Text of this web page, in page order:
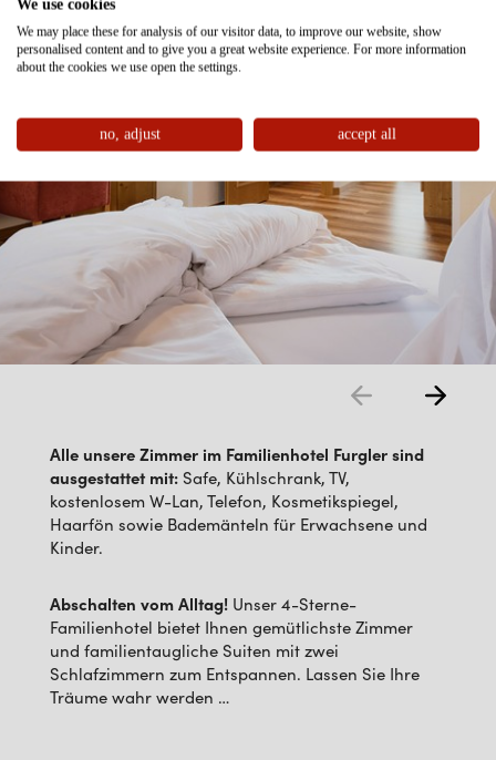
Alle unsere Zimmer im Familienhotel Furgler sind
ausgestattet mit:Safe, Kühlschrank, TV,
kostenlosem W-Lan, Telefon, Kosmetikspiegel,
Haarfön sowie Bademänteln für Erwachsene und
Kinder.
Abschalten vom Alltag!Unser 4-Sterne-
Familienhotel bietet Ihnen gemütlichste Zimmer
und familientaugliche Suiten mit zwei
Schlafzimmern zum Entspannen. Lassen Sie Ihre
Träume wahr werden …
We use cookies
We may place these for analysis of our visitor data, to improve our website, show
personalised content and to give you a great website experience. For more information
about the cookies we use open the settings.
no, adjust accept all